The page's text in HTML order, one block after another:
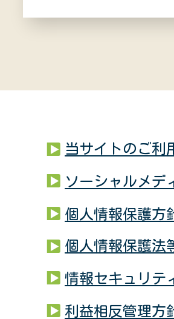
当サイトのご利
ソーシャルメデ
個人情報保護方
個人情報保護法
情報セキュリテ
利益相反管理方